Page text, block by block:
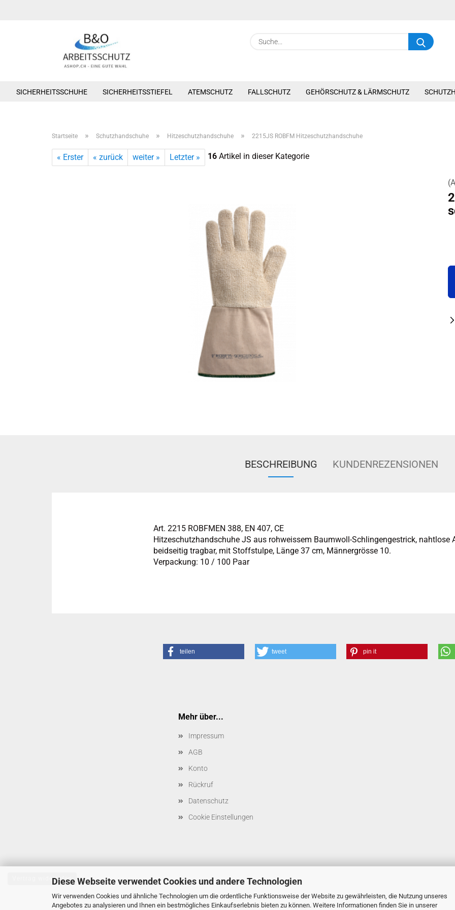
Diese Webseite verwendet Cookies und andere Technologien
Wir verwenden Cookies und ähnliche Technologien um die ordentliche Funktionsweise der Website zu gewährleisten, die Nutzung unseres
Angebotes zu analysieren und Ihnen ein bestmögliches Einkaufserlebnis bieten zu können. Weitere Informationen finden Sie in unserer
SICHERHEITSSCHUHE SICHERHEITSSTIEFEL ATEMSCHUTZ FALLSCHUTZ GEHÖRSCHUTZ & LÄRMSCHUTZ
Startseite » Schutzhandschuhe » Hitzeschutzhandschuhe » 2215JS ROBFM Hitzeschutzhandschuhe
« Erster « zurück weiter » Letzter » 16 Artikel in dieser Kategorie
BESCHREIBUNG KUNDENREZENSIONEN
Art. 2215 ROBFMEN 388, EN 407, CE
Hitzeschutzhandschuhe JS aus rohweissem Baumwoll-Schlingengestrick, nahtlose
beidseitig tragbar, mit Stoffstulpe, Länge 37 cm, Männergrösse 10.
Verpackung: 10 / 100 Paar
teilen tweet pin it
Mehr über...
Impressum
AGB
Konto
Rückruf
Datenschutz
Cookie Einstellungen
Vertrag widerrufen
Onlineshop erstellen mit Gambio.de © 2026